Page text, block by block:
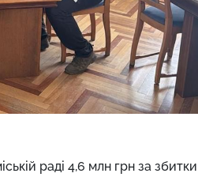
раді 4,6 млн грн за